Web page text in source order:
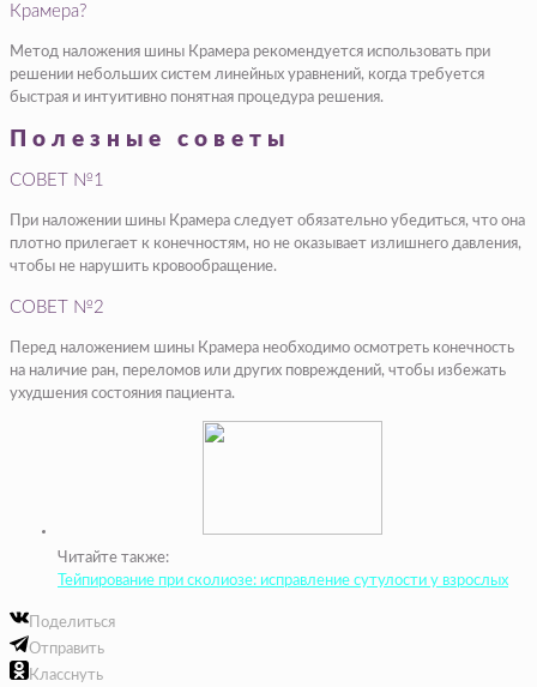
Крамера?
Метод наложения шины Крамера рекомендуется использовать при
решении небольших систем линейных уравнений, когда требуется
быстрая и интуитивно понятная процедура решения.
Полезные советы
СОВЕТ №1
При наложении шины Крамера следует обязательно убедиться, что она
плотно прилегает к конечностям, но не оказывает излишнего давления,
чтобы не нарушить кровообращение.
СОВЕТ №2
Перед наложением шины Крамера необходимо осмотреть конечность
на наличие ран, переломов или других повреждений, чтобы избежать
ухудшения состояния пациента.
Читайте также:
Тейпирование при сколиозе: исправление сутулости у взрослых
Поделиться
Отправить
Класснуть